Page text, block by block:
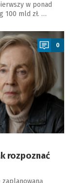
w ponad
100 mld zł. …
0
rozpoznać